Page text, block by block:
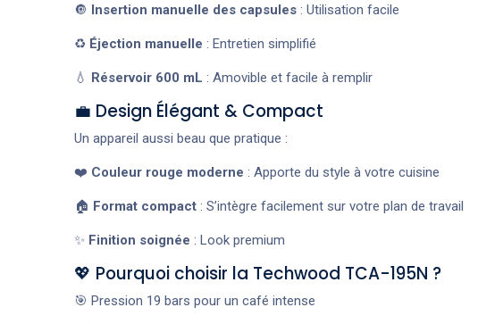
🔘 Insertion manuelle des capsules: Utilisation facile
♻️ Éjection manuelle : Entretien simplifié
💧 Réservoir 600 mL : Amovible et facile à remplir
💼 Design Élégant & Compact
Un appareil aussi beau que pratique :
❤️ Couleur rouge moderne : Apporte du style à votre cuisine
🏠 Format compact: S’intègre facilement sur votre plan de travail
✨ Finition soignée : Look premium
💖 Pourquoi choisir la Techwood TCA-195N ?
🎯 Pression 19 bars pour un café intense